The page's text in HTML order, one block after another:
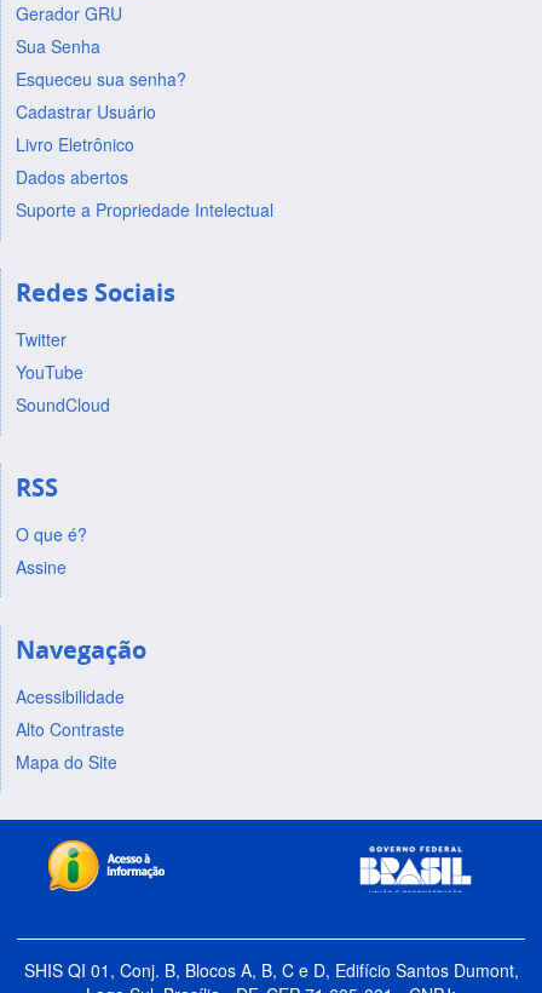
Gerador GRU
Sua Senha
Esqueceu sua senha?
Cadastrar Usuário
Livro Eletrônico
Dados abertos
Suporte a Propriedade Intelectual
Redes Sociais
Twitter
YouTube
SoundCloud
RSS
O que é?
Assine
Navegação
Acessibilidade
Alto Contraste
Mapa do Site
SHIS QI 01, Conj. B, Blocos A, B, C e D, Edifício Santos Dumont,